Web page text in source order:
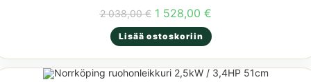
2 038,00€ Alkuperäinen
hinta
oli:
2
038,00 €.
1 528,00 €Nykyinen
hinta
on:
1
Lisää ostoskoriin